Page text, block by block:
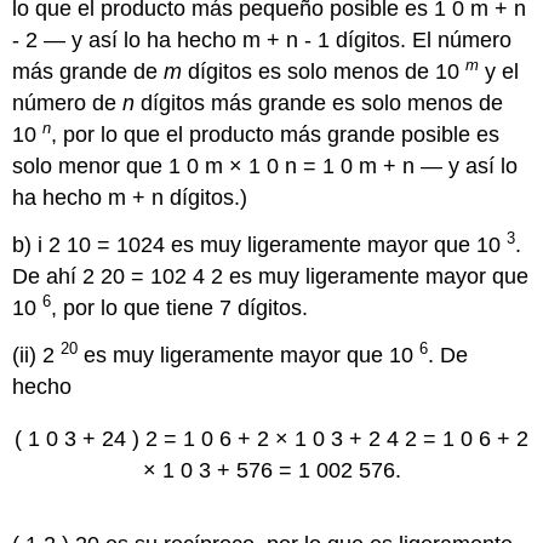
lo que el producto más pequeño posible es 1 0 m + n
- 2 — y así lo ha hecho m + n - 1 dígitos. El número
más grande dem dígitos es solo menos de 10m y el
número den dígitos más grande es solo menos de
10n, por lo que el producto más grande posible es
solo menor que 1 0 m × 1 0 n = 1 0 m + n — y así lo
ha hecho m + n dígitos.)
b) i 2 10 = 1024 es muy ligeramente mayor que 103.
De ahí 2 20 = 102 4 2 es muy ligeramente mayor que
106, por lo que tiene 7 dígitos.
(ii) 220 es muy ligeramente mayor que 106. De
hecho
( 1 0 3 + 24 ) 2 = 1 0 6 + 2 × 1 0 3 + 2 4 2 = 1 0 6 + 2
× 1 0 3 + 576 = 1 002 576.